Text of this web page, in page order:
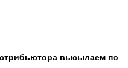
высылаем по